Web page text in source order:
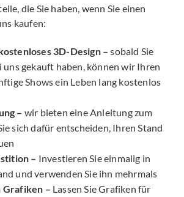
die Sie haben, wenn Sie einen
kaufen:
3D-Design – sobald Sie
uns gekauft haben, können wir Ihren
Shows ein Leben lang kostenlos
– wir bieten eine Anleitung zum
sich dafür entscheiden, Ihren Stand
– Investieren Sie einmalig in
und verwenden Sie ihn mehrmals
Grafiken – Lassen Sie Grafiken für